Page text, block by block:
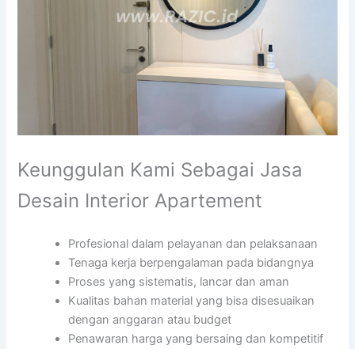
Keunggulan Kami Sebagai Jasa
Desain Interior Apartement
Profesional dalam pelayanan dan pelaksanaan
Tenaga kerja berpengalaman pada bidangnya
Proses yang sistematis, lancar dan aman
Kualitas bahan material yang bisa disesuaikan
dengan anggaran atau budget
Penawaran harga yang bersaing dan kompetitif